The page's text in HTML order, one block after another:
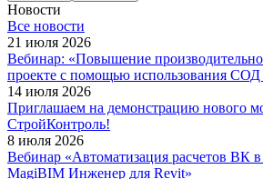
Новости
Все новости
21 июля 2026
Вебинар: «Повышение
проекте с помощью использования
14 июля 2026
Приглашаем на демонстрацию нового
СтройКонтроль!
8 июля 2026
Вебинар «Автоматизация расчетов ВК
MagiBIM Инженер для Revit»